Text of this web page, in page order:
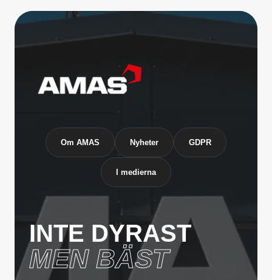
Om AMAS Nyheter GDPR
I medierna
INTE DYRAST
MEN BÄST